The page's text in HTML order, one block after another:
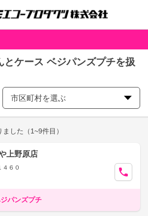
とケース ベジパンズプチを扱
市区町村を選ぶ
ました （1~9件目）
上野原店
４６０
パンズプチ